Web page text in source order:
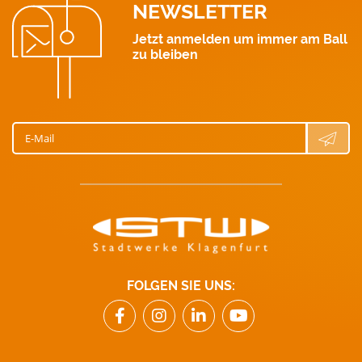
NEWSLETTER
Jetzt anmelden um immer am Ball
zu bleiben
E-Mail
FOLGEN SIE UNS: